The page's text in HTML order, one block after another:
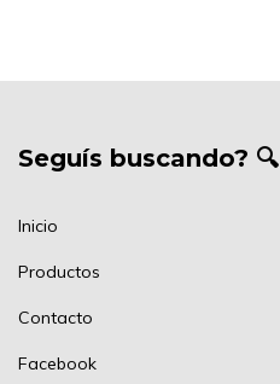
Seguís buscando? 🔍
Inicio
Productos
Contacto
Facebook